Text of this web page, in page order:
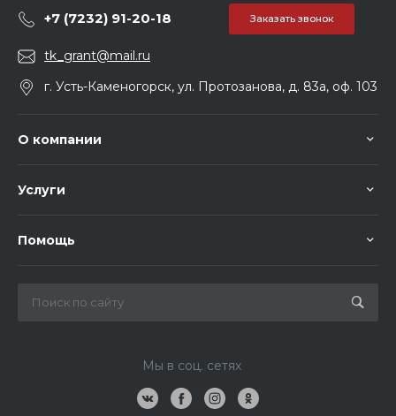
+7 (7232) 91-20-18 Заказать звонок
tk_grant@mail.ru
г. Усть-Каменогорск, ул. Протозанова, д. 83а, оф. 103
О компании
Услуги
Помощь
Мы в соц. сетях